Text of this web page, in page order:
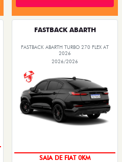
FASTBACK ABARTH
FASTBACK ABARTH TURBO 270 FLEX AT
2026
2026/2026
SAIA DE FIAT 0KM